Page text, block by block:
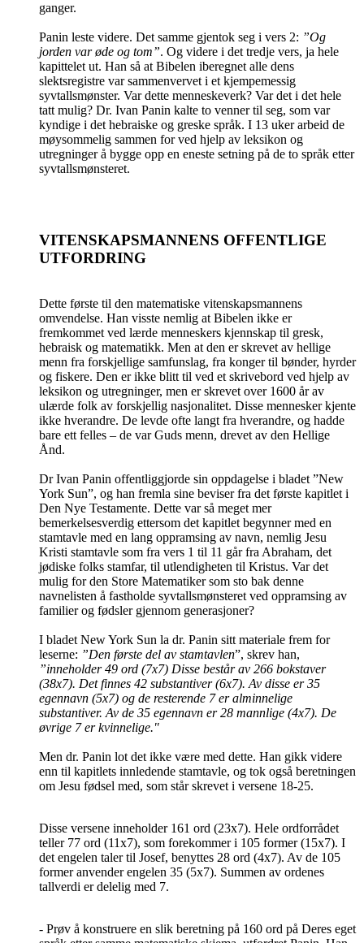
ganger.
Panin leste videre. Det samme gjentok seg i vers 2: ”Og
jorden var øde og tom”. Og videre i det tredje vers, ja hele
kapittelet ut. Han så at Bibelen iberegnet alle dens
slektsregistre var sammenvervet i et kjempemessig
syvtallsmønster. Var dette menneskeverk? Var det i det hele
tatt mulig? Dr. Ivan Panin kalte to venner til seg, som var
kyndige i det hebraiske og greske språk. I 13 uker arbeid de
møysommelig sammen for ved hjelp av leksikon og
utregninger å bygge opp en eneste setning på de to språk etter
syvtallsmønsteret.
VITENSKAPSMANNENS OFFENTLIGE
UTFORDRING
Dette første til den matematiske vitenskapsmannens
omvendelse. Han visste nemlig at Bibelen ikke er
fremkommet ved lærde menneskers kjennskap til gresk,
hebraisk og matematikk. Men at den er skrevet av hellige
menn fra forskjellige samfunslag, fra konger til bønder, hyrder
og fiskere. Den er ikke blitt til ved et skrivebord ved hjelp av
leksikon og utregninger, men er skrevet over 1600 år av
ulærde folk av forskjellig nasjonalitet. Disse mennesker kjente
ikke hverandre. De levde ofte langt fra hverandre, og hadde
bare ett felles – de var Guds menn, drevet av den Hellige
Ånd.
Dr Ivan Panin offentliggjorde sin oppdagelse i bladet ”New
York Sun”, og han fremla sine beviser fra det første kapitlet i
Den Nye Testamente. Dette var så meget mer
bemerkelsesverdig ettersom det kapitlet begynner med en
stamtavle med en lang oppramsing av navn, nemlig Jesu
Kristi stamtavle som fra vers 1 til 11 går fra Abraham, det
jødiske folks stamfar, til utlendigheten til Kristus. Var det
mulig for den Store Matematiker som sto bak denne
navnelisten å fastholde syvtallsmønsteret ved oppramsing av
familier og fødsler gjennom generasjoner?
I bladet New York Sun la dr. Panin sitt materiale frem for
leserne: ”Den første del av stamtavlen”, skrev han,
”inneholder 49 ord (7x7) Disse består av 266 bokstaver
(38x7). Det finnes 42 substantiver (6x7). Av disse er 35
egennavn (5x7) og de resterende 7 er alminnelige
substantiver. Av de 35 egennavn er 28 mannlige (4x7). De
øvrige 7 er kvinnelige."
Men dr. Panin lot det ikke være med dette. Han gikk videre
enn til kapitlets innledende stamtavle, og tok også beretningen
om Jesu fødsel med, som står skrevet i versene 18-25.
Disse versene inneholder 161 ord (23x7). Hele ordforrådet
teller 77 ord (11x7), som forekommer i 105 former (15x7). I
det engelen taler til Josef, benyttes 28 ord (4x7). Av de 105
former anvender engelen 35 (5x7). Summen av ordenes
tallverdi er delelig med 7.
- Prøv å konstruere en slik beretning på 160 ord på Deres eget